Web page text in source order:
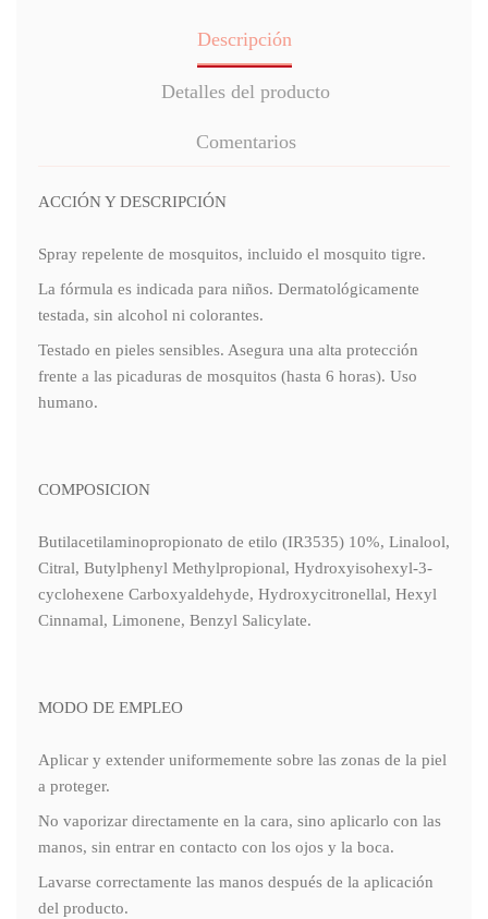
Descripción
Detalles del producto
Comentarios
ACCIÓN Y DESCRIPCIÓN
Spray repelente de mosquitos, incluido el mosquito tigre.
La fórmula es indicada para niños. Dermatológicamente
testada, sin alcohol ni colorantes.
Testado en pieles sensibles. Asegura una alta protección
frente a las picaduras de mosquitos (hasta 6 horas). Uso
humano.
COMPOSICION
Butilacetilaminopropionato de etilo (IR3535) 10%, Linalool,
Citral, Butylphenyl Methylpropional, Hydroxyisohexyl-3-
cyclohexene Carboxyaldehyde, Hydroxycitronellal, Hexyl
Cinnamal, Limonene, Benzyl Salicylate.
MODO DE EMPLEO
Aplicar y extender uniformemente sobre las zonas de la piel
a proteger.
No vaporizar directamente en la cara, sino aplicarlo con las
manos, sin entrar en contacto con los ojos y la boca.
Lavarse correctamente las manos después de la aplicación
del producto.